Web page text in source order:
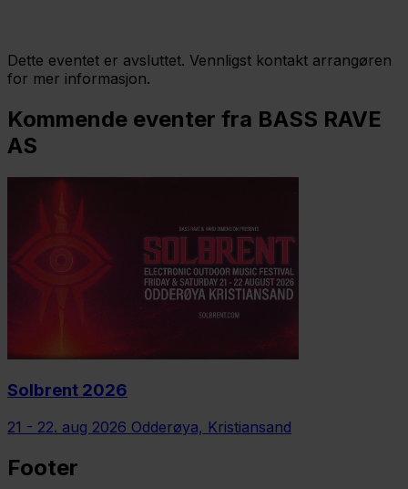
Dette eventet er avsluttet. Vennligst kontakt arrangøren
for mer informasjon.
Kommende eventer fra BASS RAVE
AS
Solbrent 2026
21 - 22. aug 2026 Odderøya, Kristiansand
Footer